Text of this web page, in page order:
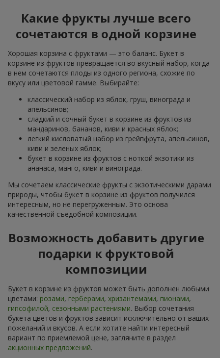
Какие фрукты лучше всего
сочетаются в одной корзине
Хорошая корзина с фруктами — это баланс. Букет в
корзине из фруктов превращается во вкусный набор, когда
в нем сочетаются плоды из одного региона, схожие по
вкусу или цветовой гамме. Выбирайте:
классический набор из яблок, груш, винограда и
апельсинов;
сладкий и сочный букет в корзине из фруктов из
мандаринов, бананов, киви и красных яблок;
легкий кисловатый набор из грейпфрута, апельсинов,
киви и зеленых яблок;
букет в корзине из фруктов с ноткой экзотики из
ананаса, манго, киви и винограда.
Мы сочетаем классические фрукты с экзотическими дарами
природы, чтобы букет в корзине из фруктов получился
интересным, но не перегруженным. Это основа
качественной съедобной композиции.
Возможность добавить другие
подарки к фруктовой
композиции
Букет в корзине из фруктов может быть дополнен любыми
цветами: розами, герберами, хризантемами, пионами,
гипсофилой, сезонными растениями. Выбор сочетания
букета цветов и фруктов зависит исключительно от ваших
пожеланий и вкусов. А если хотите найти интересный
вариант по приемлемой цене, загляните в раздел
акционных предложений.